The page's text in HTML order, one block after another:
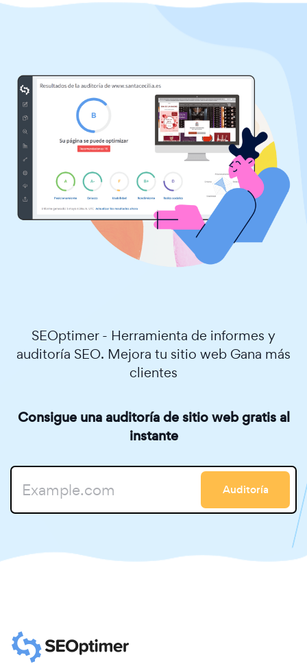
SEOptimer - Herramienta de informes y
auditoría SEO. Mejora tu sitio web Gana más
clientes
Consigue una auditoría de sitio web gratis al
instante
Auditoría